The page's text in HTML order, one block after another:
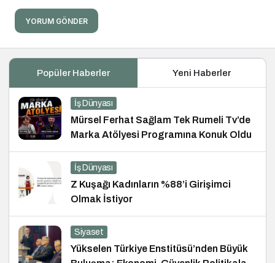
YORUM GÖNDER
Popüler Haberler Yeni Haberler
İş Dünyası
Mürsel Ferhat Sağlam Tek Rumeli Tv’de
Marka Atölyesi Programına Konuk Oldu
İş Dünyası
Z Kuşağı Kadınların %88’i Girişimci
Olmak İstiyor
Siyaset
Yükselen Türkiye Enstitüsü’nden Büyük